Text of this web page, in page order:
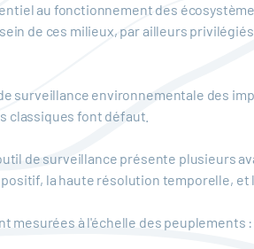
au fonctionnement des
de ces milieux, par ailleurs
surveillance environnementale des
classiques font défaut.
de surveillance présente plusieurs
la haute résolution temporelle, et
mesurées à l'échelle des peuplements :